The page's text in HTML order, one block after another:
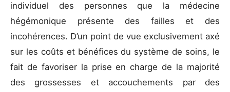
individuel des personnes que la médecine
hégémonique présente des failles et des
incohérences. D’un point de vue exclusivement axé
sur les coûts et bénéfices du système de soins, le
fait de favoriser la prise en charge de la majorité
des grossesses et accouchements par des